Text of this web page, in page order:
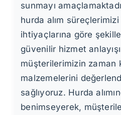
sunmayı
hurda alım
ihtiyaçlarına göre
güvenilir hizmet
müşterilerimizin zaman
malzemelerini
sağlıyoruz. Hurda
benimseyerek,